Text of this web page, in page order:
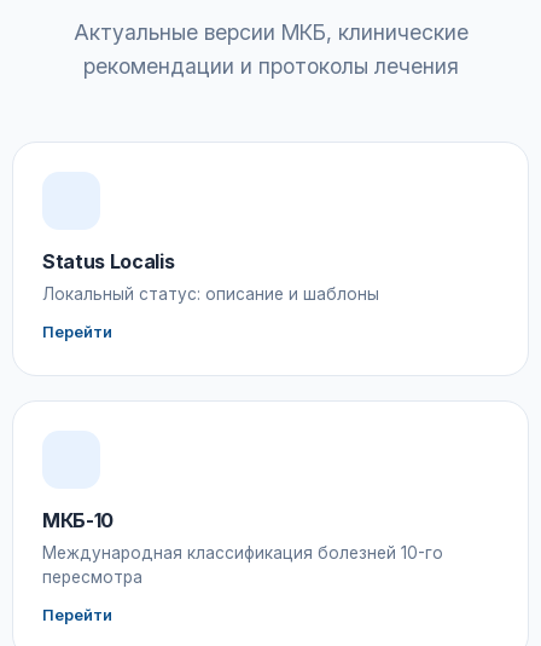
Актуальные версии МКБ, клинические
рекомендации и протоколы лечения
Status Localis
Локальный статус: описание и шаблоны
Перейти
МКБ-10
Международная классификация болезней 10-го
пересмотра
Перейти